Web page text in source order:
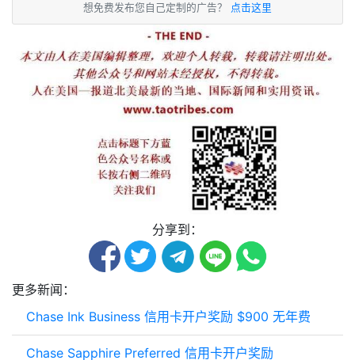
想免费发布您自己定制的广告？ 点击这里
分享到：
更多新闻：
Chase Ink Business 信用卡开户奖励 $900 无年费
Chase Sapphire Preferred 信用卡开户奖励